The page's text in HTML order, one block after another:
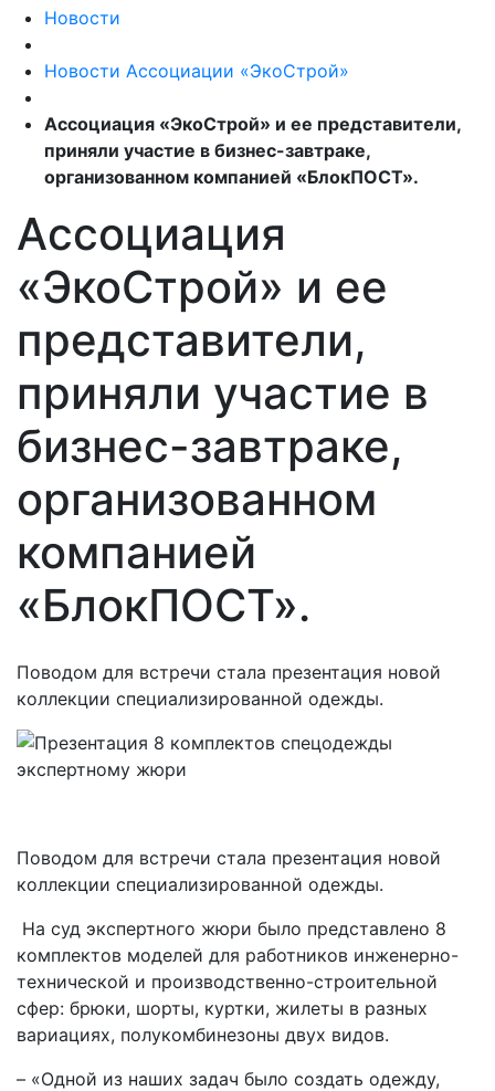
Новости
Новости Ассоциации «ЭкоСтрой»
Ассоциация «ЭкоСтрой» и ее представители,
приняли участие в бизнес-завтраке,
организованном компанией «БлокПОСТ».
Ассоциация
«ЭкоСтрой» и ее
представители,
приняли участие в
бизнес-завтраке,
организованном
компанией
«БлокПОСТ».
Поводом для встречи стала презентация новой
коллекции специализированной одежды.
Поводом для встречи стала презентация новой
коллекции специализированной одежды.
На суд экспертного жюри было представлено 8
комплектов моделей для работников инженерно-
технической и производственно-строительной
сфер: брюки, шорты, куртки, жилеты в разных
вариациях, полукомбинезоны двух видов.
– «Одной из наших задач было создать одежду,